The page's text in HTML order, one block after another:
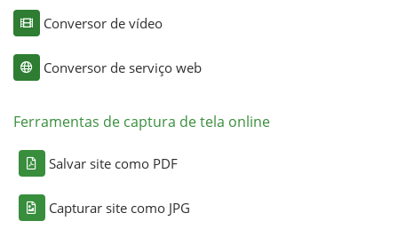
Conversor de vídeo
Conversor de serviço web
Ferramentas de captura de tela online
Salvar site como PDF
Capturar site como JPG